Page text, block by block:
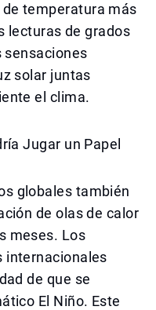
temperatura más
lecturas de grados
sensaciones
solar juntas
el clima.
Jugar un Papel
globales también
de olas de calor
meses. Los
internacionales
de que se
El Niño. Este